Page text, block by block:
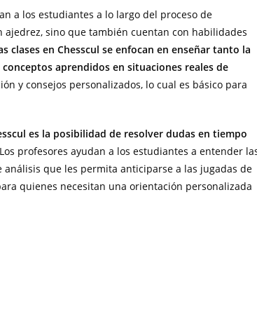
a los estudiantes a lo largo del proceso de
sino que también cuentan con habilidades
clases en Chesscul se enfocan en enseñar tanto la
aprendidos en situaciones reales de
y consejos personalizados, lo cual es básico para
es la posibilidad de resolver dudas en tiempo
profesores ayudan a los estudiantes a entender
que les permita anticiparse a las jugadas de
quienes necesitan una orientación personalizada